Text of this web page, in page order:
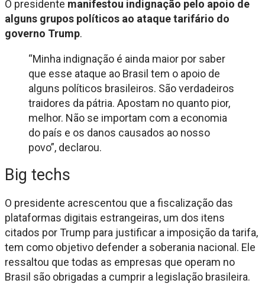
O presidente manifestou indignação pelo apoio de
alguns grupos políticos ao ataque tarifário do
governo Trump.
“Minha indignação é ainda maior por saber
que esse ataque ao Brasil tem o apoio de
alguns políticos brasileiros. São verdadeiros
traidores da pátria. Apostam no quanto pior,
melhor. Não se importam com a economia
do país e os danos causados ao nosso
povo”, declarou.
Big techs
O presidente acrescentou que a fiscalização das
plataformas digitais estrangeiras, um dos itens
citados por Trump para justificar a imposição da tarifa,
tem como objetivo defender a soberania nacional. Ele
ressaltou que todas as empresas que operam no
Brasil são obrigadas a cumprir a legislação brasileira.